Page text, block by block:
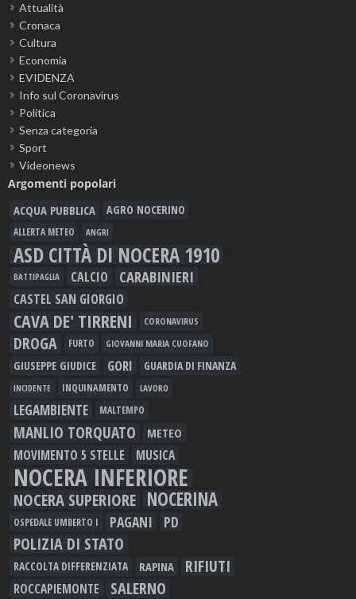
Attualità
Cronaca
Cultura
Economia
EVIDENZA
Info sul Coronavirus
Politica
Senza categoria
Sport
Videonews
Argomenti popolari
ACQUA PUBBLICA AGRO NOCERINO
ALLERTA METEO ANGRI
ASD CITTÀ DI NOCERA 1910
BATTIPAGLIA CALCIO CARABINIERI
CASTEL SAN GIORGIO
CAVA DE' TIRRENI CORONAVIRUS
DROGA FURTO GIOVANNI MARIA CUOFANO
GIUSEPPE GIUDICE GORI GUARDIA DI FINANZA
INCIDENTE INQUINAMENTO LAVORO
LEGAMBIENTE MALTEMPO
MANLIO TORQUATO METEO
MOVIMENTO 5 STELLE MUSICA
NOCERA INFERIORE
NOCERA SUPERIORE NOCERINA
OSPEDALE UMBERTO I PAGANI PD
POLIZIA DI STATO
RACCOLTA DIFFERENZIATA RAPINA RIFIUTI
ROCCAPIEMONTE SALERNO